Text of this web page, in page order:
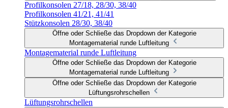
Profilkonsolen 27/18, 28/30, 38/40
Profilkonsolen 41/21, 41/41
Stützkonsolen 28/30, 38/40
Öffne oder Schließe das Dropdown der Kategorie
Montagematerial runde Luftleitung
Montagematerial runde Luftleitung
Öffne oder Schließe das Dropdown der Kategorie
Montagematerial runde Luftleitung
Öffne oder Schließe das Dropdown der Kategorie
Lüftungsrohrschellen
Lüftungsrohrschellen